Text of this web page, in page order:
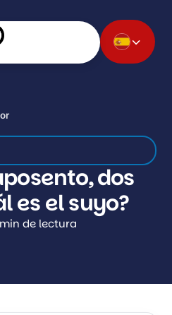
dos
es el suyo?
de lectura